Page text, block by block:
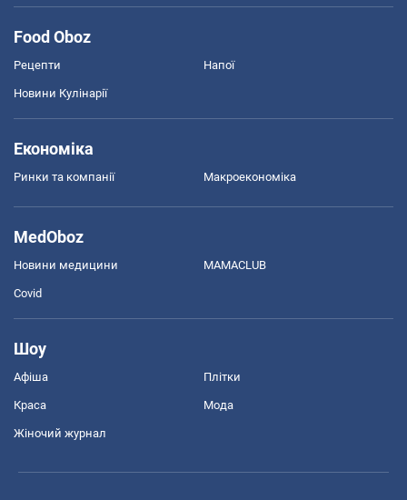
Food Oboz
Рецепти Напої
Новини Кулінарії
Економіка
Ринки та компанії Макроекономіка
MedOboz
Новини медицини MAMACLUB
Covid
Шоу
Афіша Плітки
Краса Мода
Жіночий журнал